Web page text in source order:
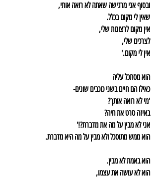
ובסוף אני מרגישה שאתה לא רואה אותי,
שאין לי מקום בכלל.
אין מקום לרצונות שלי,
לצרכים שלי,
אין לי מקום.'
הוא מסתכל עליה
כאילו הם חיים בשני כוכבים שונים-
'מי לא רואה אותך?
באיזה סרט את חיה?
אני לא מבין על מה את מדברת?!'
הוא ממש מתוסכל ולא מבין על מה היא מדברת.
הוא באמת לא מבין.
הוא לא עושה את עצמו,